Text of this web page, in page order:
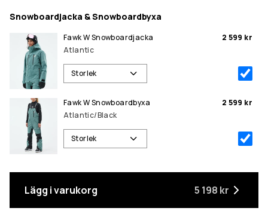
Snowboardjacka & Snowboardbyxa
Fawk W Snowboardjacka
Atlantic
2 599 kr
Storlek
Fawk W Snowboardbyxa
Atlantic/Black
2 599 kr
Storlek
Lägg i varukorg 5 198 kr